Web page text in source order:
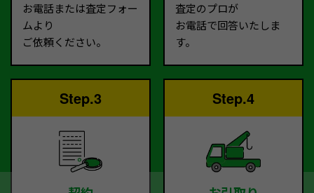
お電話または査定フォー
ムより
ご依頼ください。
査定のプロが
お電話で回答いたしま
す。
Step.3 Step.4